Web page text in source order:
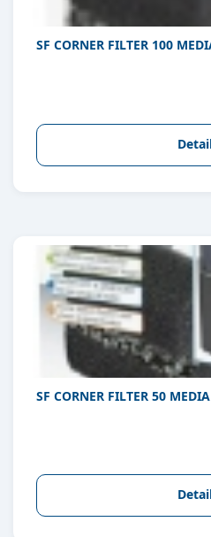
SF CORNER FILTER 100
SF CORNER FILTER 50